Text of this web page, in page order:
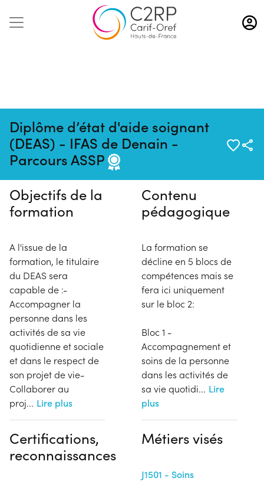
Aller
au
contenu
Diplôme d’état d'aide soignant
(DEAS) - IFAS de Denain -
Parcours ASSP
Pas de session programmée en
ce moment
Objectifs de la
formation
A l'issue de la
formation, le titulaire
du DEAS sera
capable de :-
Accompagner la
personne dans les
activités de sa vie
quotidienne et sociale
et dans le respect de
son projet de vie-
Collaborer au
proj... Lire plus
Contenu
pédagogique
La formation se
décline en 5 blocs de
compétences mais se
fera ici uniquement
sur le bloc 2:
Bloc 1 -
Accompagnement et
soins de la personne
dans les activités de
sa vie quotidi... Lire
plus
Certifications,
reconnaissances
Métiers visés
J1501 - Soins